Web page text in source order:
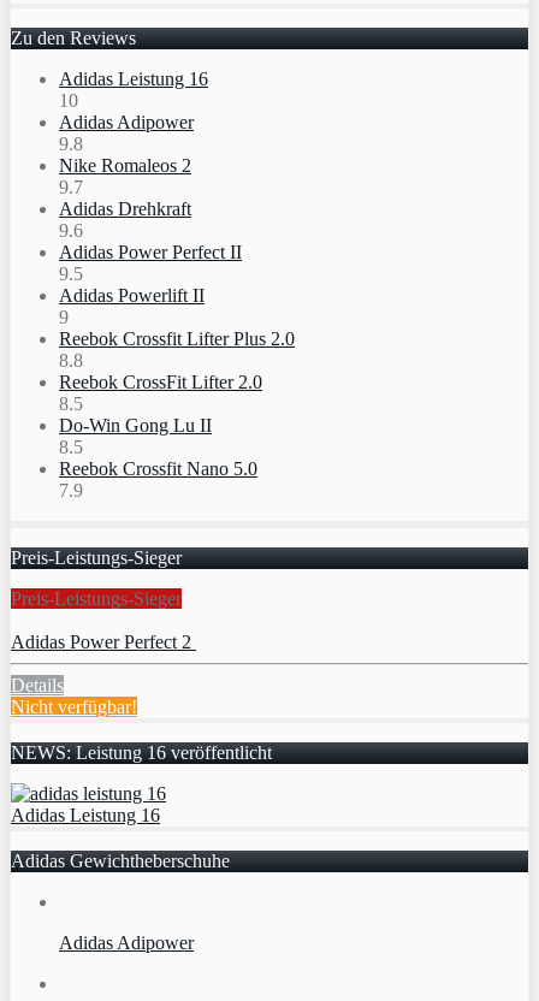
Zu den Reviews
Adidas Leistung 16
10
Adidas Adipower
9.8
Nike Romaleos 2
9.7
Adidas Drehkraft
9.6
Adidas Power Perfect II
9.5
Adidas Powerlift II
9
Reebok Crossfit Lifter Plus 2.0
8.8
Reebok CrossFit Lifter 2.0
8.5
Do-Win Gong Lu II
8.5
Reebok Crossfit Nano 5.0
7.9
Preis-Leistungs-Sieger
Preis-Leistungs-Sieger
Adidas Power Perfect 2
Details
Nicht verfügbar!
NEWS: Leistung 16 veröffentlicht
Adidas Leistung 16
Adidas Gewichtheberschuhe
Adidas Adipower